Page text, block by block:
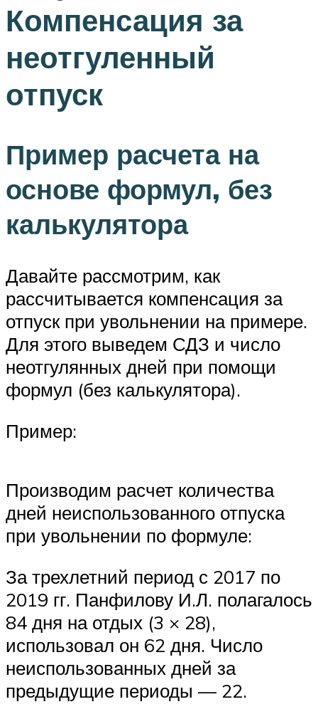
Компенсация за
неотгуленный
отпуск
Пример расчета на
основе формул, без
калькулятора
Давайте рассмотрим, как
рассчитывается компенсация за
отпуск при увольнении на примере.
Для этого выведем СДЗ и число
неотгулянных дней при помощи
формул (без калькулятора).
Пример:
Производим расчет количества
дней неиспользованного отпуска
при увольнении по формуле:
За трехлетний период с 2017 по
2019 гг. Панфилову И.Л. полагалось
84 дня на отдых (3 × 28),
использовал он 62 дня. Число
неиспользованных дней за
предыдущие периоды — 22.